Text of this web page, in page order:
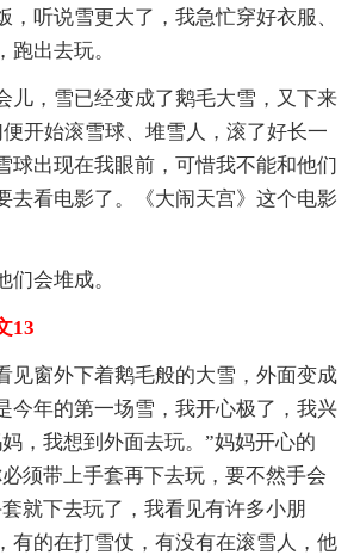
，听说雪更大了，我急忙穿好衣服、
跑出去玩。
儿，雪已经变成了鹅毛大雪，又下来
开始滚雪球、堆雪人，滚了好长一
球出现在我眼前，可惜我不能和他们
去看电影了。《大闹天宫》这个电影
们会堆成。
13
见窗外下着鹅毛般的大雪，外面变成
今年的第一场雪，我开心极了，我兴
，我想到外面去玩。”妈妈开心的
须带上手套再下去玩，要不然手会
就下去玩了，我看见有许多小朋
有的在打雪仗，有没有在滚雪人，他